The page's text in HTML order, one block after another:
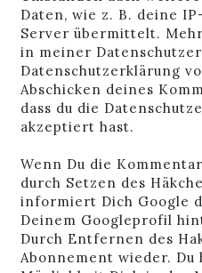
Daten, wie z. B. deine
Server übermittelt.
in meiner
Datenschutzerklärung
Abschicken deines
dass du die
akzeptiert hast.
Wenn Du die
durch Setzen des
informiert Dich Google
Deinem Googleprofil
Durch Entfernen des
Abonnement wieder. Du